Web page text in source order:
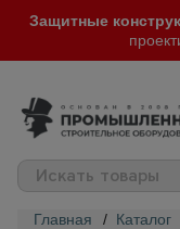
Защитные
Главная / Каталог